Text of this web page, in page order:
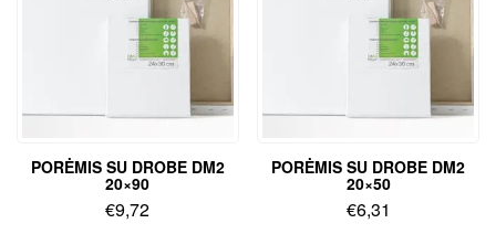
PORĖMIS SU DROBE DM2
20×90
€9,72
PORĖMIS SU DROBE DM2
20×50
€6,31